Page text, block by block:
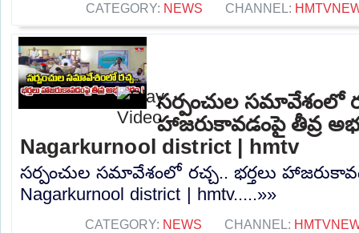
CATEGORY: NEWS CHANNEL:
సర్పంచుల సమావేశంలో
హాజరుకావడంపై తీవ్ర
Nagarkurnool district | hmtv
సర్పంచుల సమావేశంలో రచ్చ.. భర్తలు
Nagarkurnool district | hmtv.....»»
CATEGORY: NEWS CHANNEL: